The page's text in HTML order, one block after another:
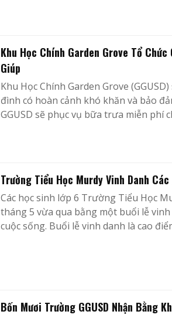
Khu Học Chính Garden Grove Tổ
Giúp
Khu Học Chính Garden Grove
đình có hoàn cảnh khó khăn và bảo
GGUSD sẽ phục vụ bữa trưa miễn phí
Trường Tiểu Học Murdy Vinh Danh
Các học sinh lớp 6 Trường Tiểu Học
tháng 5 vừa qua bằng một buổi lễ
cuộc sống. Buổi lễ vinh danh là cao
Bốn Mươi Trường GGUSD Nhận Bằng